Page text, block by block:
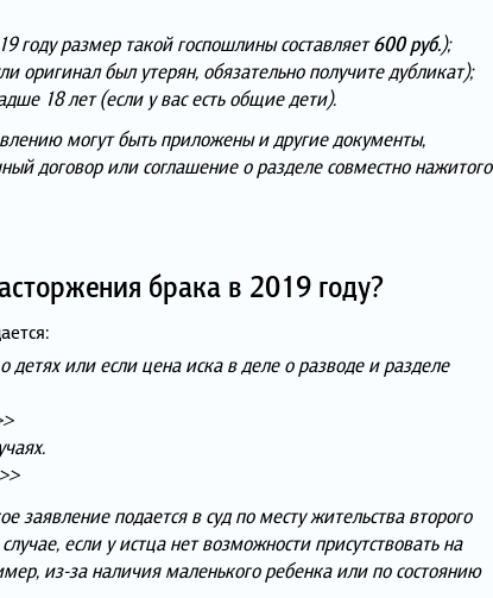
году размер такой госпошлины составляет600 руб.);
оригинал был утерян, обязательно получите дубликат);
18 лет (если у вас есть общие дети).
могут быть приложены и другие документы,
договор или соглашение о разделе совместно нажитого
брака в 2019 году?
детях или если цена иска в деле о разводе и разделе
заявление подается в суд по месту жительства второго
если у истца нет возможности присутствовать на
из-за наличия маленького ребенка или по состоянию